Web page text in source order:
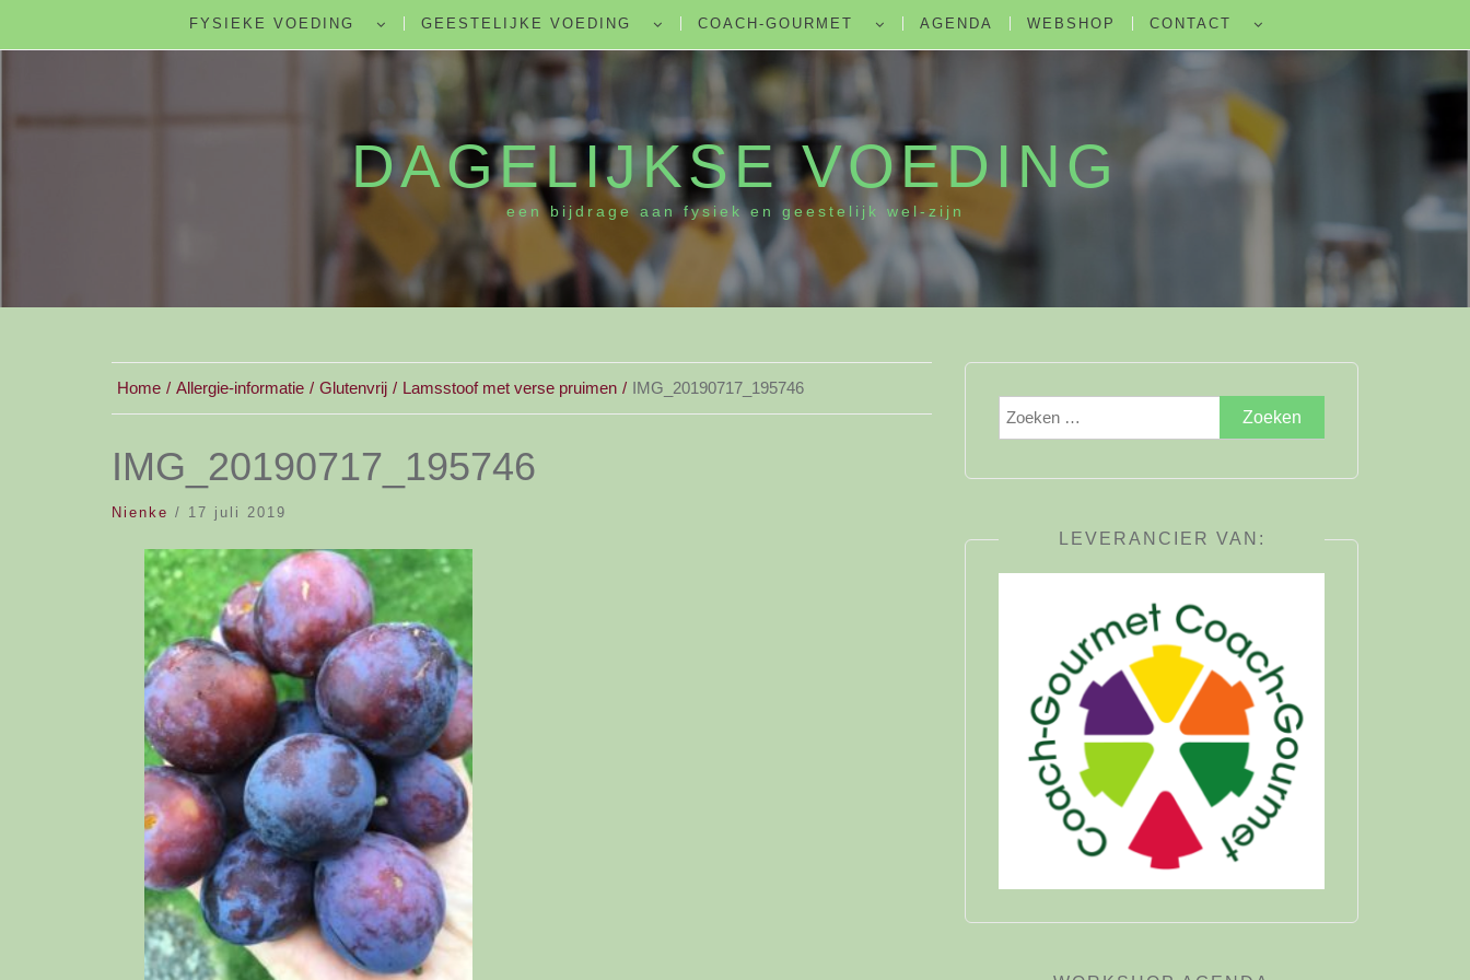
FYSIEKE VOEDING GEESTELIJKE VOEDING COACH-GOURMET AGENDA WEBSHOP CONTACT
DAGELIJKSE VOEDING
een bijdrage aan fysiek en geestelijk wel-zijn
Home Allergie-informatie Glutenvrij Lamsstoof met verse pruimen IMG_20190717_195746
IMG_20190717_195746
Nienke / 17 juli 2019
Zoeken
naar:
LEVERANCIER VAN: